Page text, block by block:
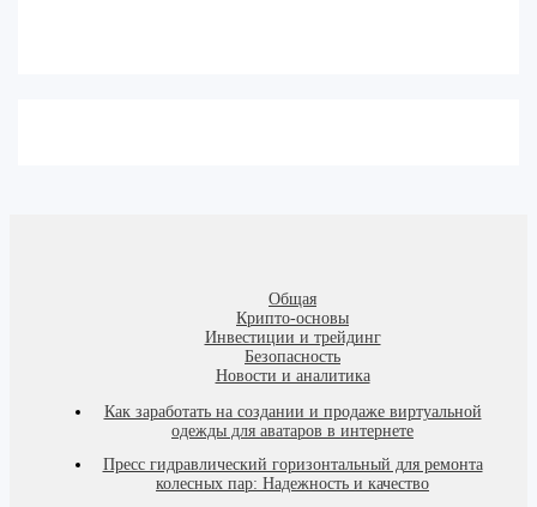
Общая
Крипто-основы
Инвестиции и трейдинг
Безопасность
Новости и аналитика
Как заработать на создании и продаже виртуальной
одежды для аватаров в интернете
Пресс гидравлический горизонтальный для ремонта
колесных пар: Надежность и качество